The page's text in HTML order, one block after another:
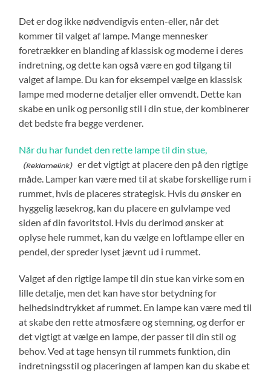
Det er dog ikke nødvendigvis enten-eller, når det
kommer til valget af lampe. Mange mennesker
foretrækker en blanding af klassisk og moderne i deres
indretning, og dette kan også være en god tilgang til
valget af lampe. Du kan for eksempel vælge en klassisk
lampe med moderne detaljer eller omvendt. Dette kan
skabe en unik og personlig stil i din stue, der kombinerer
det bedste fra begge verdener.
Når du har fundet den rette lampe til din stue,
er det vigtigt at placere den på den rigtige
måde. Lamper kan være med til at skabe forskellige rum i
rummet, hvis de placeres strategisk. Hvis du ønsker en
hyggelig læsekrog, kan du placere en gulvlampe ved
siden af din favoritstol. Hvis du derimod ønsker at
oplyse hele rummet, kan du vælge en loftlampe eller en
pendel, der spreder lyset jævnt ud i rummet.
Valget af den rigtige lampe til din stue kan virke som en
lille detalje, men det kan have stor betydning for
helhedsindtrykket af rummet. En lampe kan være med til
at skabe den rette atmosfære og stemning, og derfor er
det vigtigt at vælge en lampe, der passer til din stil og
behov. Ved at tage hensyn til rummets funktion, din
indretningsstil og placeringen af lampen kan du skabe et